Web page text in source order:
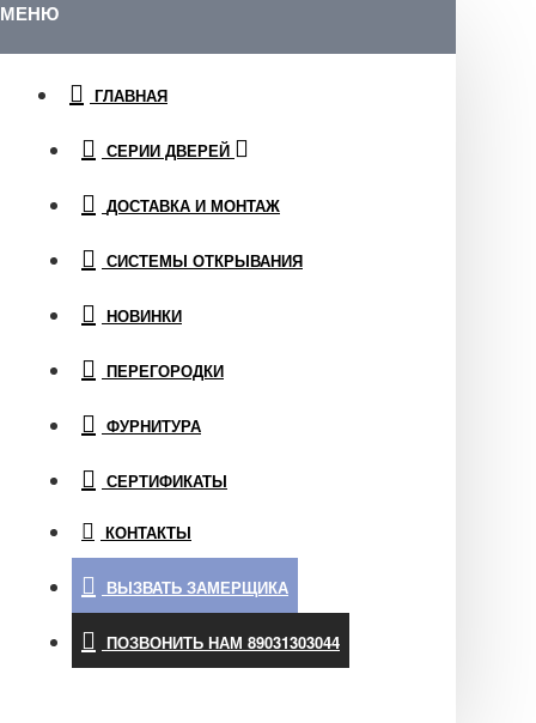
МЕНЮ
ГЛАВНАЯ
СЕРИИ ДВЕРЕЙ
ДОСТАВКА И МОНТАЖ
СИСТЕМЫ ОТКРЫВАНИЯ
НОВИНКИ
ПЕРЕГОРОДКИ
ФУРНИТУРА
СЕРТИФИКАТЫ
КОНТАКТЫ
ВЫЗВАТЬ ЗАМЕРЩИКА
ПОЗВОНИТЬ НАМ 89031303044